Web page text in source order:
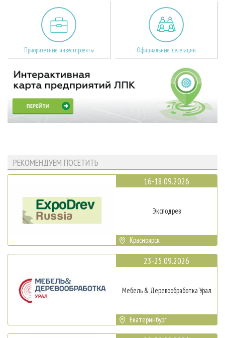
Приоритетные инвестпроекты Официальные делегации
РЕКОМЕНДУЕМ ПОСЕТИТЬ
16-18.09.2026
Эксподрев
Красноярск
23-25.09.2026
Мебель & Деревообработка Урал
Екатеринбург